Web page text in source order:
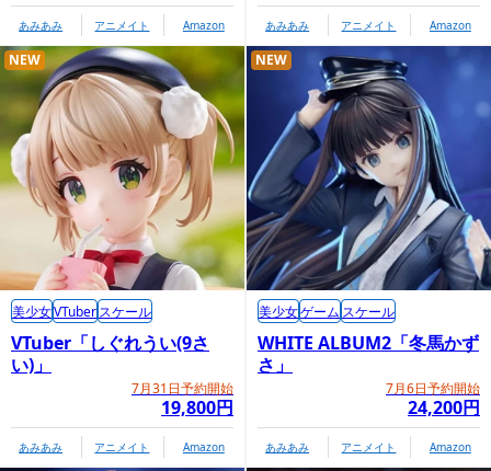
商品情報ページ
https://www.kotobukiya.co.jp/product/detail/p4934054037
773/
コトブキヤオンラインショップ内商品購入ページ
あみあみ アニメイト Amazon あみあみ アニメイト Amazon
VTuber「しぐれうい(9さ
い)」
7月31日予約開始
19,800円
NEW
美少女VTuberスケール
あみあみ アニメイト Amazon
WHITE ALBUM2「冬馬かず
さ」
7月6日予約開始
24,200円
NEW
美少女ゲーム スケール
あみあみ アニメイト Amazon